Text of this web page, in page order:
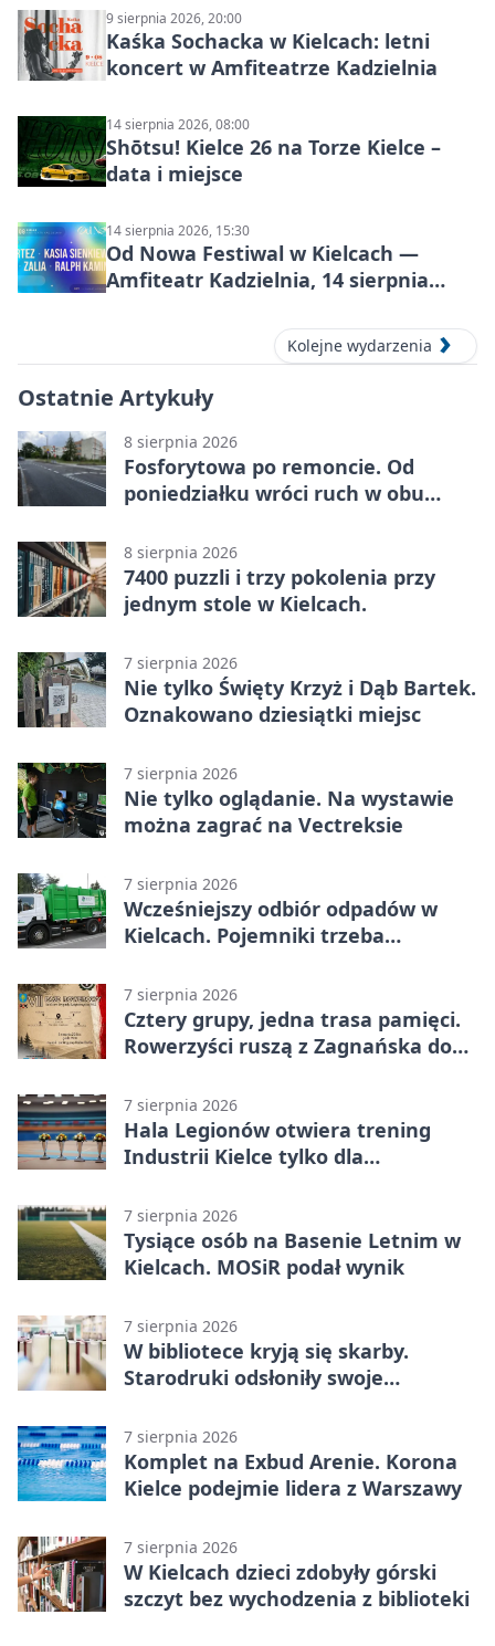
9 sierpnia 2026, 20:00
Kaśka Sochacka w Kielcach: letni
koncert w Amfiteatrze Kadzielnia
14 sierpnia 2026, 08:00
Shōtsu! Kielce 26 na Torze Kielce –
data i miejsce
14 sierpnia 2026, 15:30
Od Nowa Festiwal w Kielcach —
Amfiteatr Kadzielnia, 14 sierpnia
Kolejne wydarzenia
Ostatnie Artykuły
8 sierpnia 2026
Fosforytowa po remoncie. Od
poniedziałku wróci ruch w obu
8 sierpnia 2026
7400 puzzli i trzy pokolenia przy
jednym stole w Kielcach.
7 sierpnia 2026
Nie tylko Święty Krzyż i Dąb Bartek.
Oznakowano dziesiątki miejsc
7 sierpnia 2026
Nie tylko oglądanie. Na wystawie
można zagrać na Vectreksie
7 sierpnia 2026
Wcześniejszy odbiór odpadów w
Kielcach. Pojemniki trzeba
7 sierpnia 2026
Cztery grupy, jedna trasa pamięci.
Rowerzyści ruszą z Zagnańska do
7 sierpnia 2026
Hala Legionów otwiera trening
Industrii Kielce tylko dla
7 sierpnia 2026
Tysiące osób na Basenie Letnim w
Kielcach. MOSiR podał wynik
7 sierpnia 2026
W bibliotece kryją się skarby.
Starodruki odsłoniły swoje
7 sierpnia 2026
Komplet na Exbud Arenie. Korona
Kielce podejmie lidera z Warszawy
7 sierpnia 2026
W Kielcach dzieci zdobyły górski
szczyt bez wychodzenia z biblioteki